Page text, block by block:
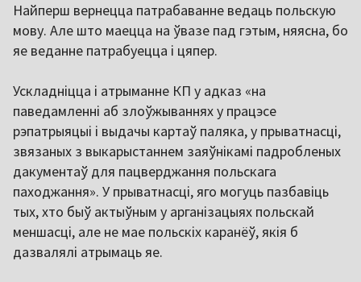
Найперш вернецца патрабаванне ведаць польскую
мову. Але што маецца на ўвазе пад гэтым, няясна, бо
яе веданне патрабуецца і цяпер.
Ускладніцца і атрыманне КП у адказ «на
паведамленні аб злоўжываннях у працэсе
рэпатрыяцыі і выдачы картаў паляка, у прыватнасці,
звязаных з выкарыстаннем заяўнікамі падробленых
дакументаў для пацверджання польскага
паходжання». У прыватнасці, яго могуць пазбавіць
тых, хто быў актыўным у арганізацыях польскай
меншасці, але не мае польскіх каранёў, якія б
дазвалялі атрымаць яе.